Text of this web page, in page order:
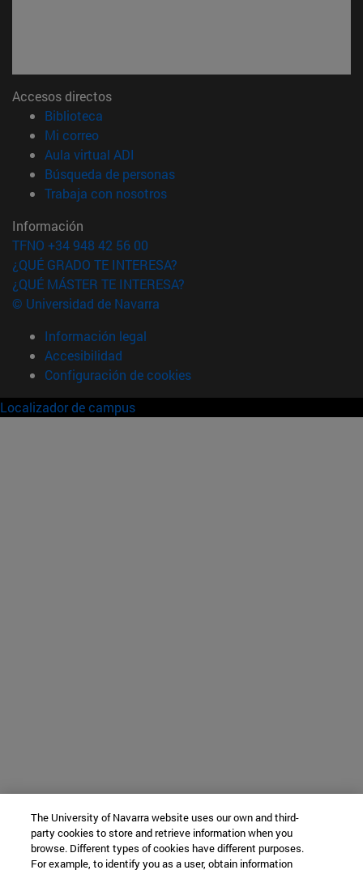
Accesos directos
Biblioteca
Mi correo(abre en nueva ventana)
Aula virtual ADI
Búsqueda de personas(abre en nueva ventana)
Trabaja con nosotros(abre en nueva ventana)
Información
TFNO +34 948 42 56 00
¿QUÉ GRADO TE INTERESA?
¿QUÉ MÁSTER TE INTERESA?
© Universidad de Navarra
Información legal
Accesibilidad
Configuración de cookies
Localizador de campus
The University of Navarra website uses our own and third-
party cookies to store and retrieve information when you
browse. Different types of cookies have different purposes.
For example, to identify you as a user, obtain information